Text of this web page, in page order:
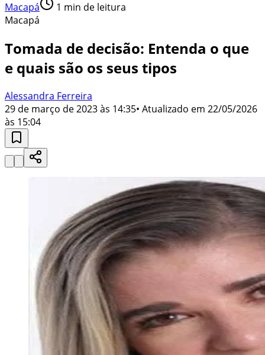
Macapá 1 min de leitura
Macapá
Tomada de decisão: Entenda o que
e quais são os seus tipos
Alessandra Ferreira
29 de março de 2023 às 14:35• Atualizado em 22/05/2026
às 15:04